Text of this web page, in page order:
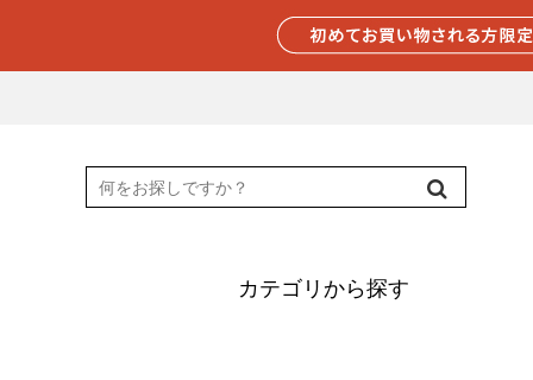
カテゴリから探す